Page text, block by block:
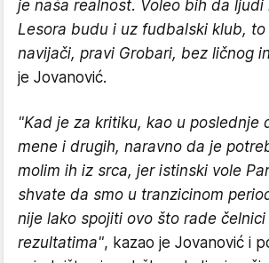
je naša realnost. Voleo bih da ljudi
Lesora budu i uz fudbalski klub, to
navijači, pravi Grobari, bez ličnog
je Jovanović.
"Kad je za kritiku, kao u poslednje
mene i drugih, naravno da je
molim ih iz srca, jer istinski vole
shvate da smo u tranzicinom
nije lako spojiti ovo što rade
rezultatima", kazao je Jovanović i